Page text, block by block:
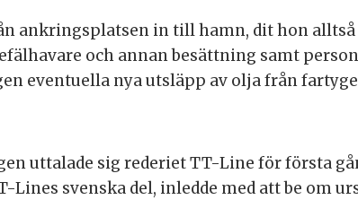
ankringsplatsen in till hamn, dit hon
och annan besättning samt
eventuella nya utsläpp av olja från
uttalade sig rederiet TT-Line för första
Lines svenska del, inledde med att be om